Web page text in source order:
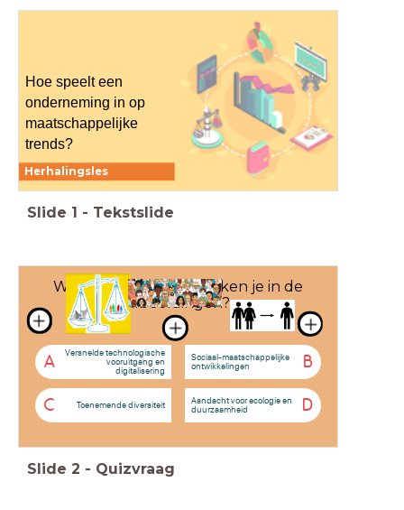
Hoe speelt een
onderneming in op
maatschappelijke
trends?
Herhalingsles
Slide 1 - Tekstslide
Welke macrotrend herken je in de
afbeeldingen?
A
Versnelde technologische
vooruitgang en
digitalisering
B
Sociaal-maatschappelijke
ontwikkelingen
C Toenemende diversiteit D
Aandacht voor ecologie en
duurzaamheid
Slide 2 - Quizvraag